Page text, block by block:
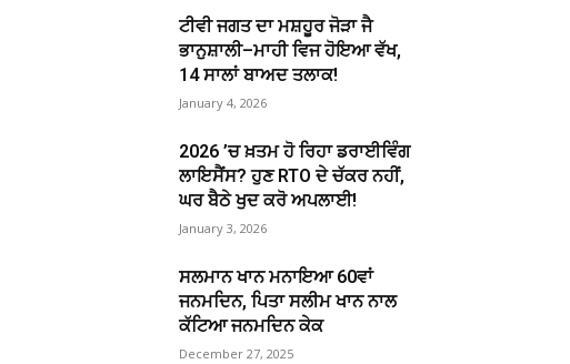
ਟੀਵੀ ਜਗਤ ਦਾ ਮਸ਼ਹੂਰ ਜੋੜਾ ਜੈ
ਭਾਨੁਸ਼ਾਲੀ–ਮਾਹੀ ਵਿਜ ਹੋਇਆ ਵੱਖ,
14 ਸਾਲਾਂ ਬਾਅਦ ਤਲਾਕ!
January 4, 2026
2026 ’ਚ ਖ਼ਤਮ ਹੋ ਰਿਹਾ ਡਰਾਈਵਿੰਗ
ਲਾਇਸੈਂਸ? ਹੁਣ RTO ਦੇ ਚੱਕਰ ਨਹੀਂ,
ਘਰ ਬੈਠੇ ਖੁਦ ਕਰੋ ਅਪਲਾਈ!
January 3, 2026
ਸਲਮਾਨ ਖਾਨ ਮਨਾਇਆ 60ਵਾਂ
ਜਨਮਦਿਨ, ਪਿਤਾ ਸਲੀਮ ਖਾਨ ਨਾਲ
ਕੱਟਿਆ ਜਨਮਦਿਨ ਕੇਕ
December 27, 2025